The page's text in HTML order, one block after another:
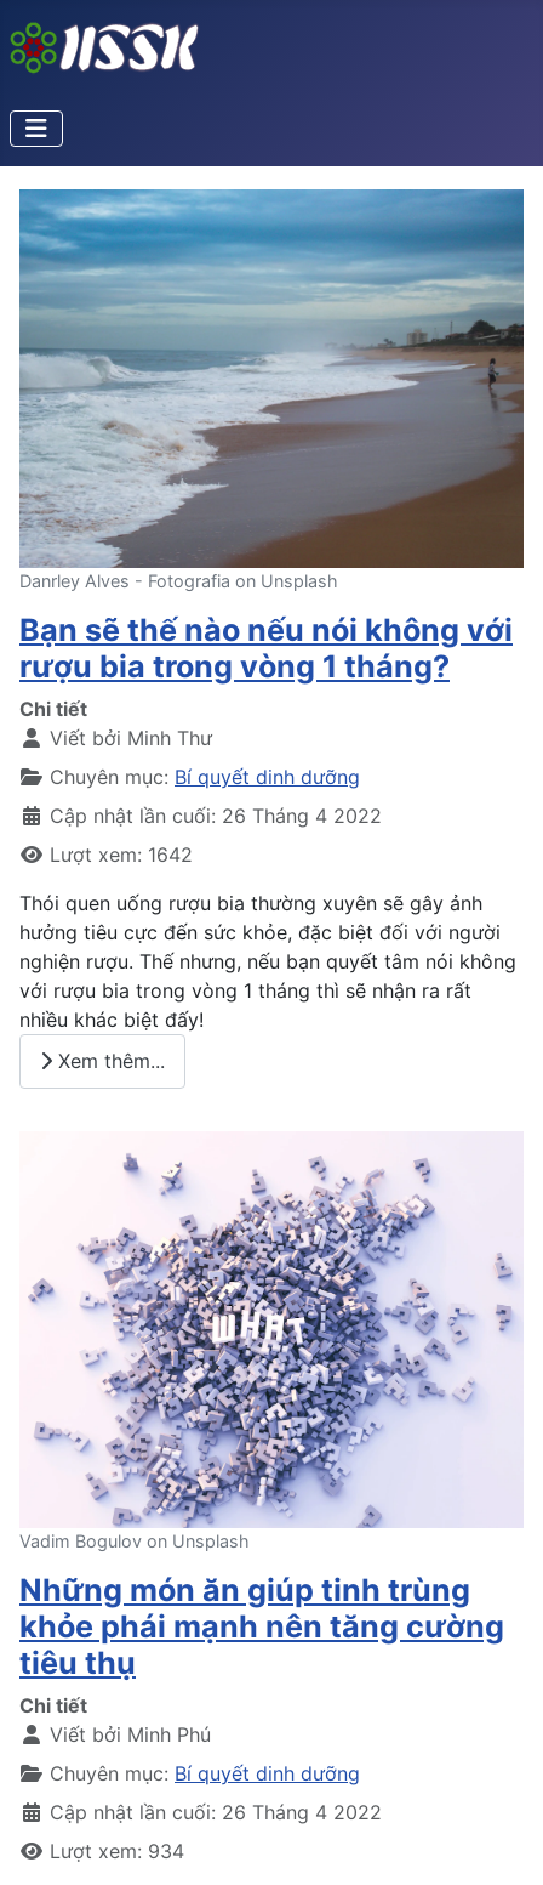
Danrley Alves - Fotografia on Unsplash
Bạn sẽ thế nào nếu nói không với
rượu bia trong vòng 1 tháng?
Chi tiết
Viết bởi Minh Thư
Chuyên mục: Bí quyết dinh dưỡng
Cập nhật lần cuối: 26 Tháng 4 2022
Lượt xem: 1642
Thói quen uống rượu bia thường xuyên sẽ gây ảnh
hưởng tiêu cực đến sức khỏe, đặc biệt đối với người
nghiện rượu. Thế nhưng, nếu bạn quyết tâm nói không
với rượu bia trong vòng 1 tháng thì sẽ nhận ra rất
nhiều khác biệt đấy!
Xem thêm...
Vadim Bogulov on Unsplash
Những món ăn giúp tinh trùng
khỏe phái mạnh nên tăng cường
tiêu thụ
Chi tiết
Viết bởi Minh Phú
Chuyên mục: Bí quyết dinh dưỡng
Cập nhật lần cuối: 26 Tháng 4 2022
Lượt xem: 934